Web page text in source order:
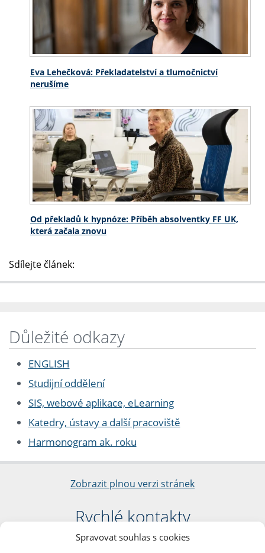
Spravovat souhlas s cookies
Eva Lehečková: Překladatelství a tlumočnictví
nerušíme
Od překladů k hypnóze: Příběh absolventky FF UK,
která začala znovu
Sdílejte článek:
Důležité odkazy
ENGLISH
Studijní oddělení
SIS, webové aplikace, eLearning
Katedry, ústavy a další pracoviště
Harmonogram ak. roku
Zobrazit plnou verzi stránek
Rychlé kontakty
Filozofická fakulta